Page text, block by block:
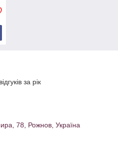
за рік
78, Рожнов, Україна